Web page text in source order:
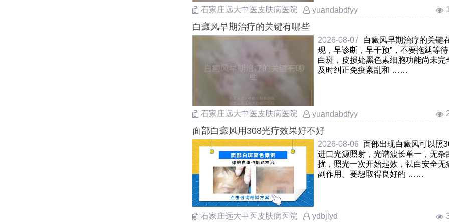
石家庄远大中医皮肤病医院 yuandabdfyy
白癜风早期治疗的关键有哪些
2026-08-07
白癜风早期治疗的关键
现，早诊断，早干预”，不要拖延等
白斑，皮损处黑色素细胞功能尚未完
及时纠正免疫紊乱和 ……
石家庄远大中医皮肤病医院 yuandabdfyy
面部白癜风用308光疗效果好不好
2026-08-06 面部出现白癜风可以照
进口光源照射，光谱波长单一，无杂
扰，照光一次开始起效，祛白安全无
副作用。要想取得良好的 ……
石家庄远大中医皮肤病医院 ydbjlyd